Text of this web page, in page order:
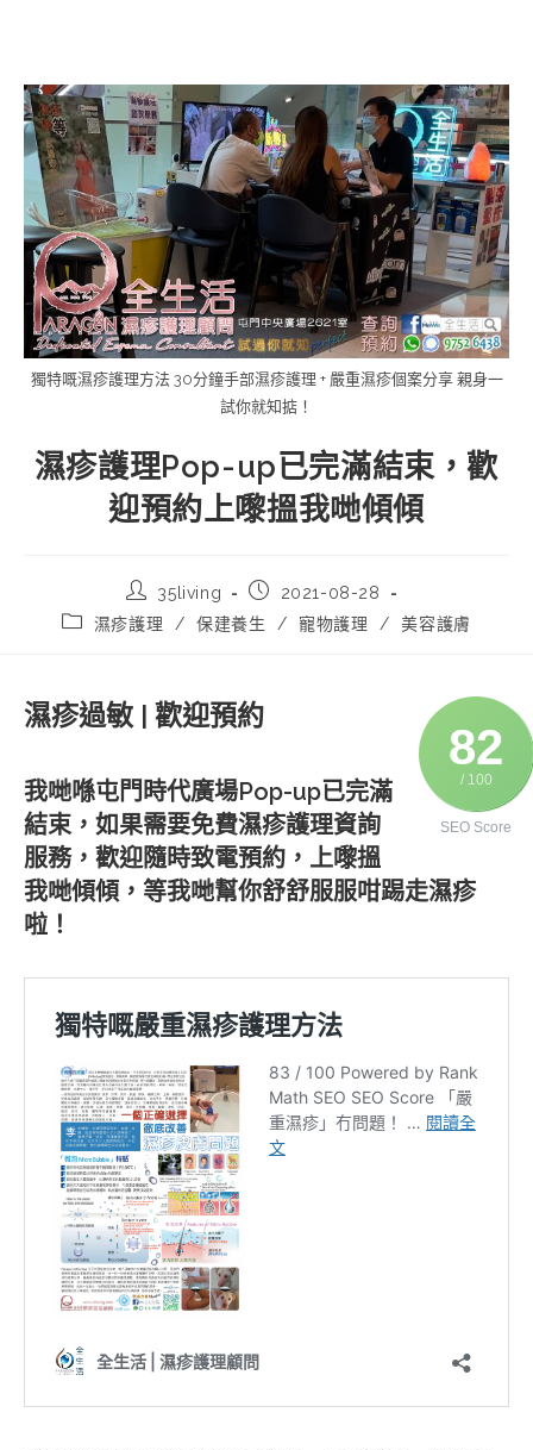
獨特嘅濕疹護理方法 30分鐘手部濕疹護理 + 嚴重濕疹個案分享 親身一
試你就知掂！
濕疹護理Pop-up已完滿結束，歡
迎預約上嚟搵我哋傾傾
Post
author:
35living
Post
published:
2021-08-28
Post濕疹護理 / 保建養生 / 寵物護理 / 美容護膚
82
/ 100
SEO Score
濕疹過敏 | 歡迎預約
我哋喺屯門時代廣場Pop-up已完滿
結束，如果需要免費濕疹護理資詢
服務，歡迎隨時致電預約，上嚟搵
我哋傾傾，等我哋幫你舒舒服服咁踢走濕疹
啦！